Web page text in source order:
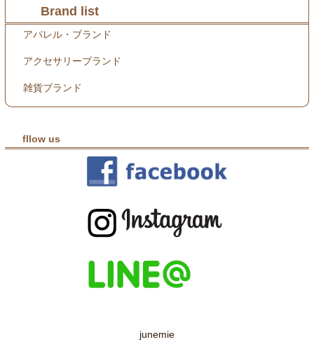
Brand list
アパレル・ブランド
アクセサリーブランド
雑貨ブランド
fllow us
junemie